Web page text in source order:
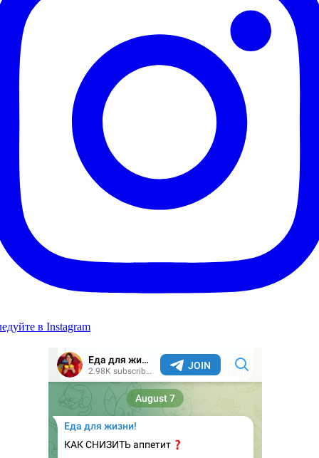
в Instagram